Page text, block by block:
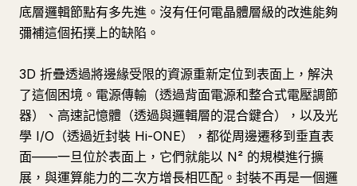
底層邏輯節點有多先進。沒有任何電晶體層級的改進能夠
彌補這個拓撲上的缺陷。
3D 折疊透過將邊緣受限的資源重新定位到表面上，解決
了這個困境。電源傳輸（透過背面電源和整合式電壓調節
器）、高速記憶體（透過與邏輯層的混合鍵合），以及光
學 I/O（透過近封裝 Hi-ONE），都從周邊遷移到垂直表
面——一旦位於表面上，它們就能以 N² 的規模進行擴
展，與運算能力的二次方增長相匹配。封裝不再是一個邏